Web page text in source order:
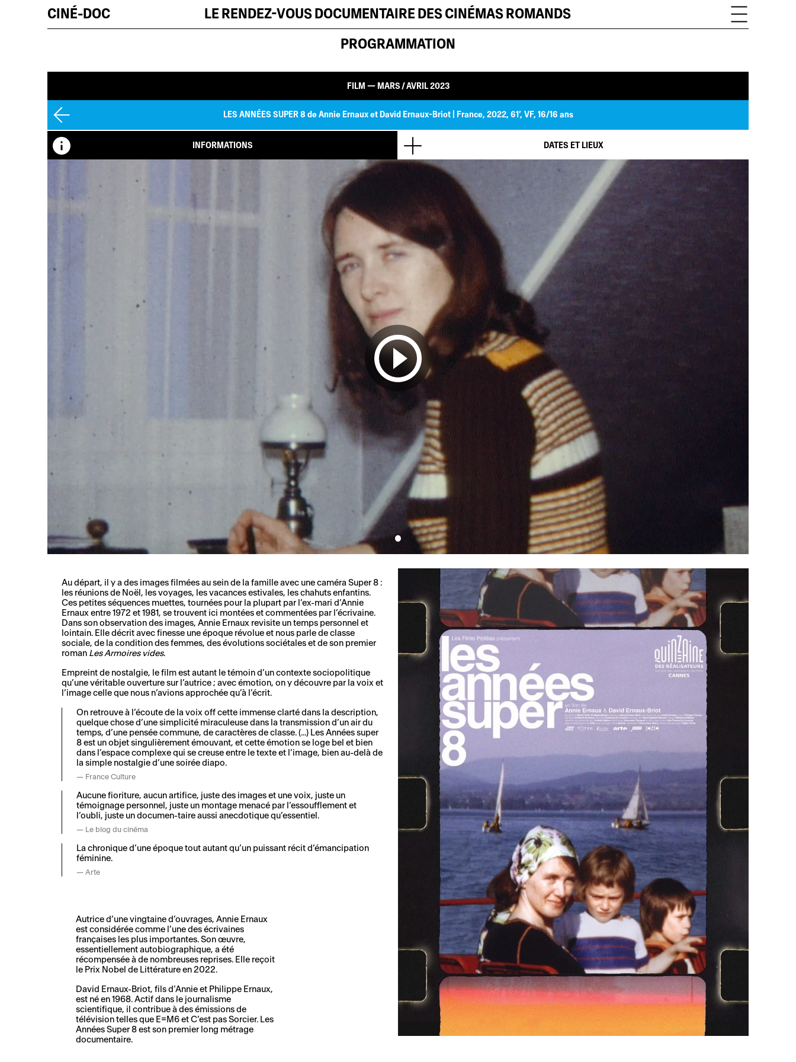
CINÉ-DOC LE RENDEZ-VOUS DOCUMENTAIRE DES CINÉMAS ROMANDS
PROGRAMMATION
FILM — MARS / AVRIL 2023
LES ANNÉES SUPER 8 de Annie Ernaux et David Ernaux-Briot| France, 2022, 61’, VF, 16/16 ans
INFORMATIONS DATES ET LIEUX
Au départ, il y a des images filmées au sein de la famille avec une caméra Super 8 :
les réunions de Noël, les voyages, les vacances estivales, les chahuts enfantins.
Ces petites séquences muettes, tournées pour la plupart par l’ex-mari d’Annie
Ernaux entre 1972 et 1981, se trouvent ici montées et commentées par l’écrivaine.
Dans son observation des images, Annie Ernaux revisite un temps personnel et
lointain. Elle décrit avec finesse une époque révolue et nous parle de classe
sociale, de la condition des femmes, des évolutions sociétales et de son premier
roman Les Armoires vides.
Empreint de nostalgie, le film est autant le témoin d’un contexte sociopolitique
qu’une véritable ouverture sur l’autrice ; avec émotion, on y découvre par la voix et
l’image celle que nous n’avions approchée qu’à l’écrit.
On retrouve à l’écoute de la voix off cette immense clarté dans la description,
quelque chose d’une simplicité miraculeuse dans la transmission d’un air du
temps, d’une pensée commune, de caractères de classe. (...) Les Années super
8 est un objet singulièrement émouvant, et cette émotion se loge bel et bien
dans l’espace complexe qui se creuse entre le texte et l’image, bien au-delà de
la simple nostalgie d’une soirée diapo.
France Culture
Aucune fioriture, aucun artifice, juste des images et une voix, juste un
témoignage personnel, juste un montage menacé par l’essoufflement et
l’oubli, juste un documen-taire aussi anecdotique qu’essentiel.
Le blog du cinéma
La chronique d’une époque tout autant qu’un puissant récit d’émancipation
féminine.
Arte
Autrice d’une vingtaine d’ouvrages, Annie Ernaux
est considérée comme l’une des écrivaines
françaises les plus importantes. Son œuvre,
essentiellement autobiographique, a été
récompensée à de nombreuses reprises. Elle reçoit
le Prix Nobel de Littérature en 2022.
David Ernaux-Briot, fils d’Annie et Philippe Ernaux,
est né en 1968. Actif dans le journalisme
scientifique, il contribue à des émissions de
télévision telles que E=M6 et C’est pas Sorcier. Les
Années Super 8 est son premier long métrage
documentaire.